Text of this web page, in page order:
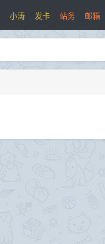
小涛 发卡 站务 邮箱